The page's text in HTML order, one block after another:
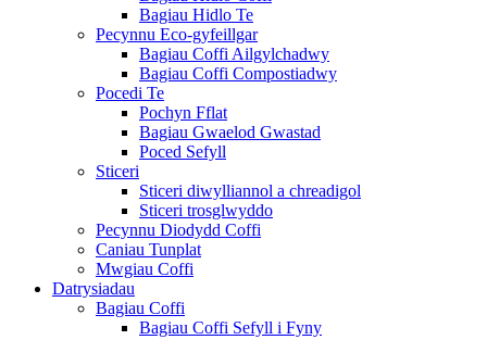
Bagiau Hidlo Te
Pecynnu Eco-gyfeillgar
Bagiau Coffi Ailgylchadwy
Bagiau Coffi Compostiadwy
Pocedi Te
Pochyn Fflat
Bagiau Gwaelod Gwastad
Poced Sefyll
Sticeri
Sticeri diwylliannol a chreadigol
Sticeri trosglwyddo
Pecynnu Diodydd Coffi
Caniau Tunplat
Mwgiau Coffi
Datrysiadau
Bagiau Coffi
Bagiau Coffi Sefyll i Fyny